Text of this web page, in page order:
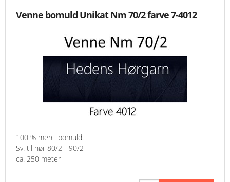
Venne bomuld Unikat Nm 70/2 farve 7-4012
100 % merc. bomuld.
Sv. til hør 80/2 - 90/2
ca. 250 meter